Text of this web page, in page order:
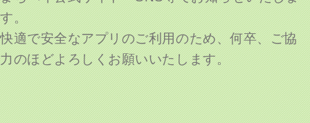
す。
快適で安全なアプリのご利用のため、何卒、ご協
力のほどよろしくお願いいたします。